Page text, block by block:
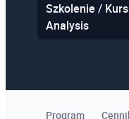
Szkolenie /
Analysis
Program